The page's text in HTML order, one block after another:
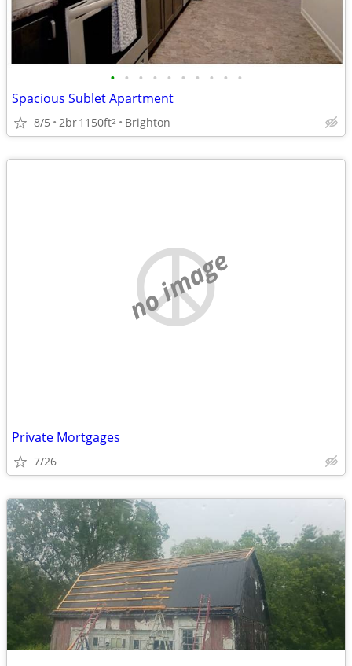
• • • • • • • • • •
Spacious Sublet Apartment
8/5 2br1150ft2 Brighton
no image
Private Mortgages
7/26